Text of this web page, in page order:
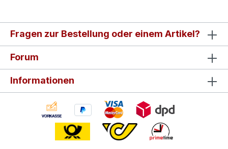
Fragen zur Bestellung oder einem Artikel?
Forum
Informationen